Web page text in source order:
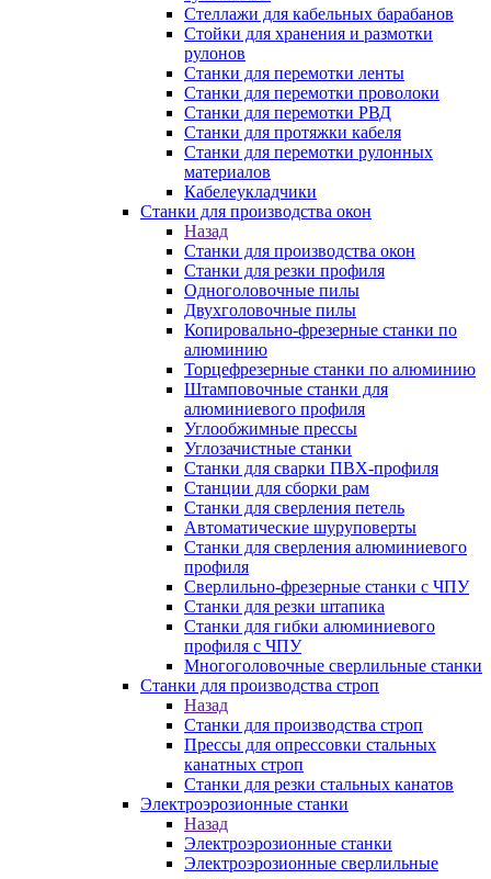
Стеллажи для кабельных барабанов
Стойки для хранения и размотки
рулонов
Станки для перемотки ленты
Станки для перемотки проволоки
Станки для перемотки РВД
Станки для протяжки кабеля
Станки для перемотки рулонных
материалов
Кабелеукладчики
Станки для производства окон
Назад
Станки для производства окон
Станки для резки профиля
Одноголовочные пилы
Двухголовочные пилы
Копировально-фрезерные станки по
алюминию
Торцефрезерные станки по алюминию
Штамповочные станки для
алюминиевого профиля
Углообжимные прессы
Углозачистные станки
Станки для сварки ПВХ-профиля
Станции для сборки рам
Станки для сверления петель
Автоматические шуруповерты
Станки для сверления алюминиевого
профиля
Сверлильно-фрезерные станки с ЧПУ
Станки для резки штапика
Станки для гибки алюминиевого
профиля с ЧПУ
Многоголовочные сверлильные станки
Станки для производства строп
Назад
Станки для производства строп
Прессы для опрессовки стальных
канатных строп
Станки для резки стальных канатов
Электроэрозионные станки
Назад
Электроэрозионные станки
Электроэрозионные сверлильные